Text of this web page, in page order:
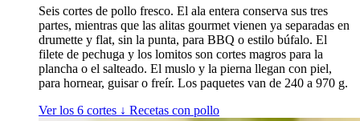
Seis cortes de pollo fresco. El ala entera conserva sus tres
partes, mientras que las alitas gourmet vienen ya separadas en
drumette y flat, sin la punta, para BBQ o estilo búfalo. El
filete de pechuga y los lomitos son cortes magros para la
plancha o el salteado. El muslo y la pierna llegan con piel,
para hornear, guisar o freír. Los paquetes van de 240 a 970 g.
Ver los 6 cortes ↓ Recetas con pollo